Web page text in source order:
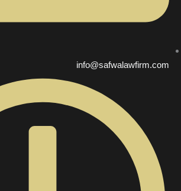
info@safwalawfirm.com